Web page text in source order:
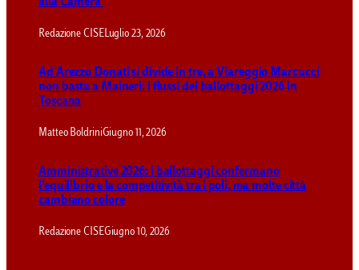
alla Camera
Redazione CISELuglio 23, 2026
Ad Arezzo Donati si divide in tre, a Viareggio Marcucci
non basta a Maineri: i flussi dei ballottaggi 2026 in
Toscana
Matteo BoldriniGiugno 11, 2026
Amministrative 2026: i ballottaggi confermano
l’equilibrio e la competitività tra i poli, ma molte città
cambiano colore
Redazione CISEGiugno 10, 2026